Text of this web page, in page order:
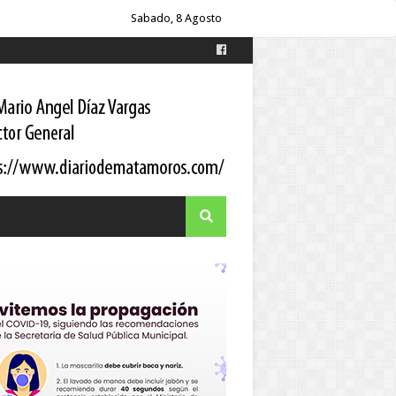
estatal
a los pacientes
Sabado, 8 Agosto